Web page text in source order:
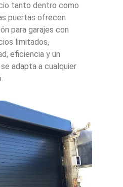
tanto dentro como
puertas ofrecen
para garajes con
limitados,
eficiencia y un
adapta a cualquier